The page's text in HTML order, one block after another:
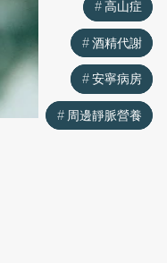
高山症
酒精代謝
安寧病房
周邊靜脈營養
高山症
酒精代謝
安寧病房
周邊靜脈營養